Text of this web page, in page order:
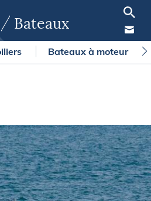
Bateaux
Bateaux à moteur